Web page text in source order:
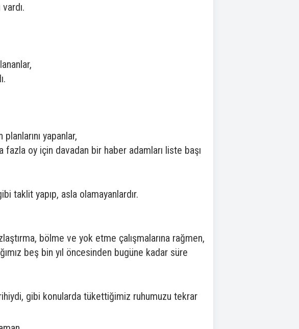
yapanlar,
oy için davadan bir haber adamları liste başı
taklit yapıp, asla olamayanlardır.
bölme ve yok etme çalışmalarına rağmen,
beş bin yıl öncesinden bugüne kadar süre
gibi konularda tükettiğimiz ruhumuzu tekrar